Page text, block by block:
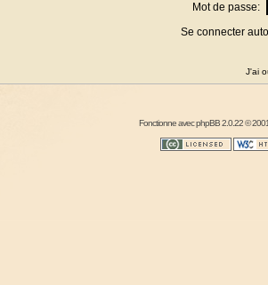
Mot de passe:
Se connecter
J'ai
Fonctionne avecphpBB2.0.22 ©